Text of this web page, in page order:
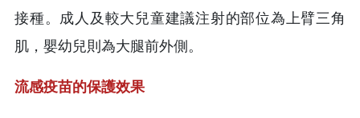
接種。成人及較大兒童建議注射的部位為上臂三角
肌，嬰幼兒則為大腿前外側。
流感疫苗的保護效果